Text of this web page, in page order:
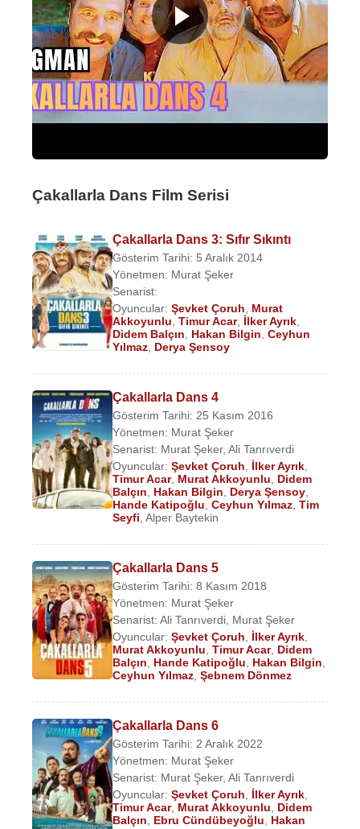
Çakallarla Dans Film Serisi
Çakallarla Dans 3: Sıfır Sıkıntı
Gösterim Tarihi: 5 Aralık 2014
Yönetmen: Murat Şeker
Senarist:
Oyuncular: Şevket Çoruh
Murat
Akkoyunlu Timur Acar, İlker Ayrık
Didem Balçın
Hakan Bilgin Ceyhun
Yılmaz Derya Şensoy
Çakallarla Dans 4
Gösterim Tarihi: 25 Kasım 2016
Yönetmen: Murat Şeker
Senarist: Murat Şeker, Ali Tanrıverdi
Oyuncular: Şevket Çoruh İlker Ayrık
Timur Acar, Murat Akkoyunlu
Didem
Balçın
Hakan Bilgin Derya Şensoy
Hande Katipoğlu Ceyhun Yılmaz Tim
Seyfi Alper Baytekin
Çakallarla Dans 5
Gösterim Tarihi: 8 Kasım 2018
Yönetmen: Murat Şeker
Senarist: Ali Tanrıverdi Murat Şeker
Oyuncular: Şevket Çoruh İlker Ayrık
Murat Akkoyunlu Timur Acar, Didem
Balçın
Hande Katipoğlu Hakan Bilgin
Ceyhun Yılmaz Şebnem Dönmez
Çakallarla Dans 6
Gösterim Tarihi: 2 Aralık 2022
Yönetmen: Murat Şeker
Senarist: Murat Şeker, Ali Tanrıverdi
Oyuncular: Şevket Çoruh İlker Ayrık
Timur Acar, Murat Akkoyunlu
Didem
Balçın
Ebru Cündübeyoğlu
Hakan